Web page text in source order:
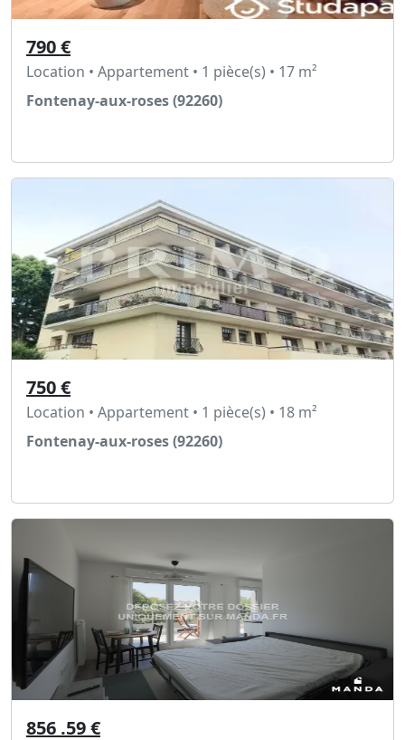
790 €
Location • Appartement • 1 pièce(s) • 17 m²
Fontenay-aux-roses (92260)
750 €
Location • Appartement • 1 pièce(s) • 18 m²
Fontenay-aux-roses (92260)
856 .59 €